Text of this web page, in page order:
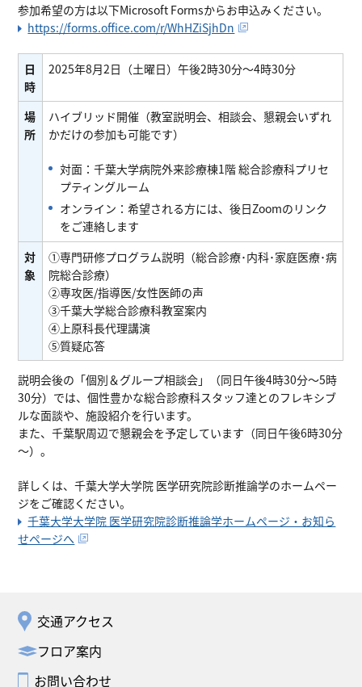
参加希望の方は以下Microsoft Formsからお申込みください。
https://forms.office.com/r/WhHZiSjhDn
日
時
2025年8月2日（土曜日）午後2時30分〜4時30分
場
所
ハイブリッド開催（教室説明会、相談会、懇親会いずれ
かだけの参加も可能です）
対面：千葉大学病院外来診療棟1階 総合診療科プリセ
プティングルーム
オンライン：希望される方には、後日Zoomのリンク
をご連絡します
対
象
①専門研修プログラム説明（総合診療･内科･家庭医療･病
院総合診療）
②専攻医/指導医/女性医師の声
③千葉大学総合診療科教室案内
④上原科長代理講演
⑤質疑応答
説明会後の「個別＆グループ相談会」（同日午後4時30分～5時
30分）では、個性豊かな総合診療科スタッフ達とのフレキシブ
ルな面談や、施設紹介を行います。
また、千葉駅周辺で懇親会を予定しています（同日午後6時30分
～）。
詳しくは、千葉大学大学院 医学研究院診断推論学のホームペー
ジをご確認ください。
千葉大学大学院 医学研究院診断推論学ホームページ・お知ら
せページへ
交通アクセス
フロア案内
お問い合わせ